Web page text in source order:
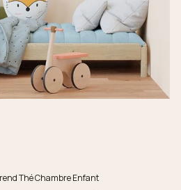
Thé Chambre Enfant